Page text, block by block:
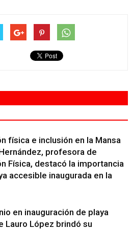
física e inclusión en la Mansa
profesora de
Física, destacó la importancia
accesible inaugurada en la
en inauguración de playa
Lauro López brindó su